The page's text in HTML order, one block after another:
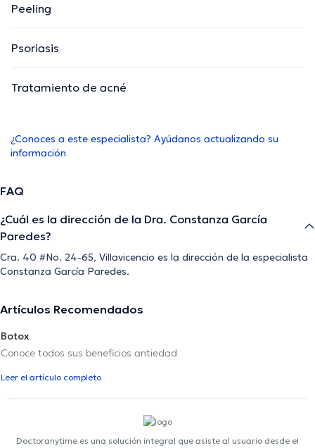
Peeling
Psoriasis
Tratamiento de acné
¿Conoces a este especialista? Ayúdanos actualizando su
información
FAQ
¿Cuál es la dirección de la Dra. Constanza García
Paredes?
Cra. 40 #No. 24-65, Villavicencio es la dirección de la especialista
Constanza García Paredes.
Artículos Recomendados
Botox
Conoce todos sus beneficios antiedad
Leer el artículo completo
Doctoranytime es una solución integral que asiste al usuario desde el